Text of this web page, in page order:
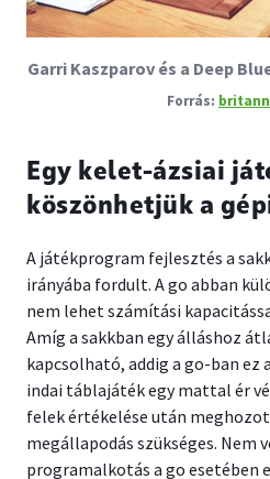
Garri Kaszparov és a Deep
Egy kelet-ázsiai
köszönhetjük a
A játékprogram fejlesztés a
irányába fordult. A go abban
nem lehet számítási
Amíg a sakkban egy álláshoz
kapcsolható, addig a go-ban ez
indai táblajáték egy mattal ér
felek értékelése után
megállapodás szükséges. Nem
programalkotás a go esetében